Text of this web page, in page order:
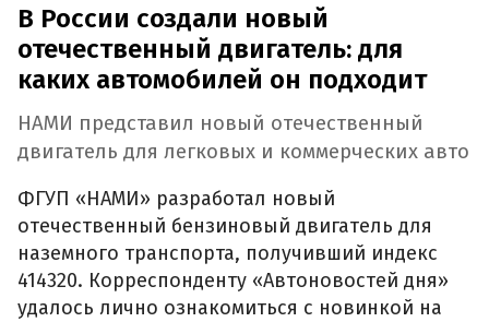
В России создали новый
отечественный двигатель: для
каких автомобилей он подходит
НАМИ представил новый отечественный
двигатель для легковых и коммерческих авто
ФГУП «НАМИ» разработал новый
отечественный бензиновый двигатель для
наземного транспорта, получивший индекс
414320. Корреспонденту «Автоновостей дня»
удалось лично ознакомиться с новинкой на